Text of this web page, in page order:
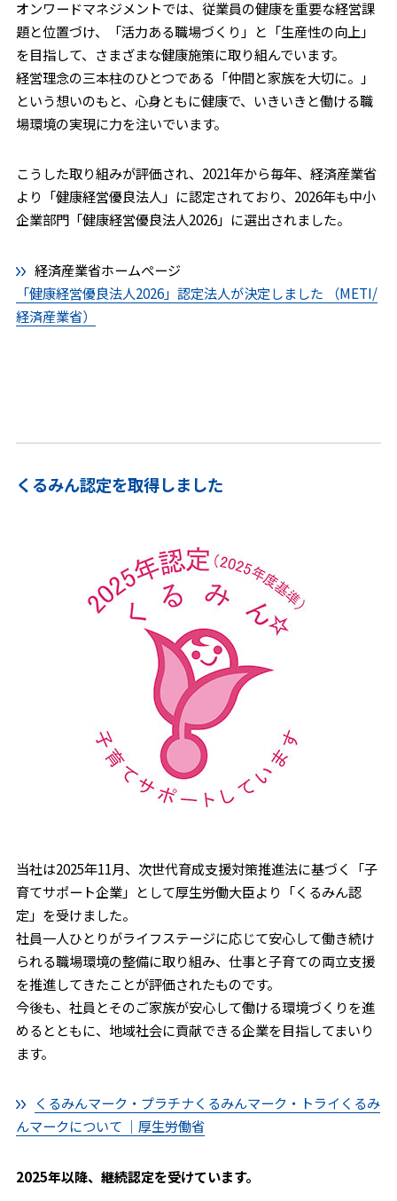
オンワードマネジメントでは、従業員の健康を重要な経営課
題と位置づけ、「活力ある職場づくり」と「生産性の向上」
を目指して、さまざまな健康施策に取り組んでいます。
経営理念の三本柱のひとつである「仲間と家族を大切に。」
という想いのもと、心身ともに健康で、いきいきと働ける職
場環境の実現に力を注いでいます。
こうした取り組みが評価され、2021年から毎年、経済産業省
より「健康経営優良法人」に認定されており、2026年も中小
企業部門「健康経営優良法人2026」に選出されました。
経済産業省ホームぺージ
「健康経営優良法人2026」認定法人が決定しました （METI/
経済産業省）
くるみん認定を取得しました
当社は2025年11月、次世代育成支援対策推進法に基づく「子
育てサポート企業」として厚生労働大臣より「くるみん認
定」を受けました。
社員一人ひとりがライフステージに応じて安心して働き続け
られる職場環境の整備に取り組み、仕事と子育ての両立支援
を推進してきたことが評価されたものです。
今後も、社員とそのご家族が安心して働ける環境づくりを進
めるとともに、地域社会に貢献できる企業を目指してまいり
ます。
くるみんマーク・プラチナくるみんマーク・トライくるみ
んマークについて ｜厚生労働省
2025年以降、継続認定を受けています。